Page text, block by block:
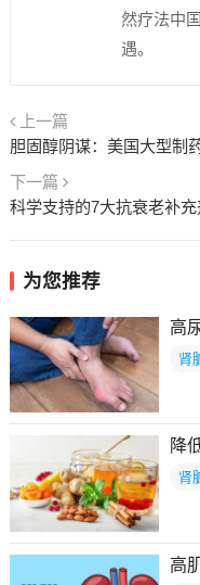
然疗法中
遇。
上一篇
下一篇
科学支持的7大抗衰老补充
为您推荐
高
肾
降
肾
高